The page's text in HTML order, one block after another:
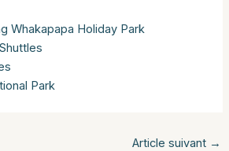
Whakapapa Holiday Park
Park
Article suivant →